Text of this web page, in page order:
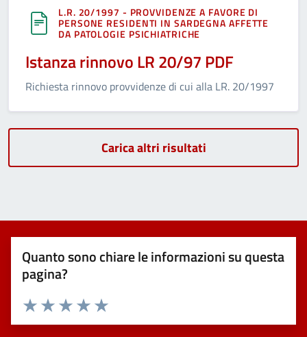
L.R. 20/1997 - PROVVIDENZE A FAVORE DI
PERSONE RESIDENTI IN SARDEGNA AFFETTE
DA PATOLOGIE PSICHIATRICHE
Istanza rinnovo LR 20/97 PDF
Richiesta rinnovo provvidenze di cui alla LR. 20/1997
Carica altri risultati
Quanto sono chiare le informazioni su questa
pagina?
Valuta 5 stelle su 5
Valuta 4 stelle su 5
Valuta 3 stelle su 5
Valuta 2 stelle su 5
Valuta 1 stelle su 5